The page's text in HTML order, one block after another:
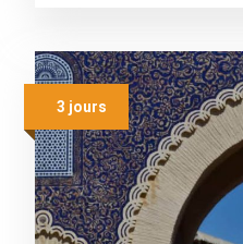
3 jours